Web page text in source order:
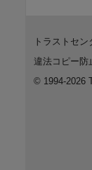
トラストセン
違法コピー防
© 1994-2026